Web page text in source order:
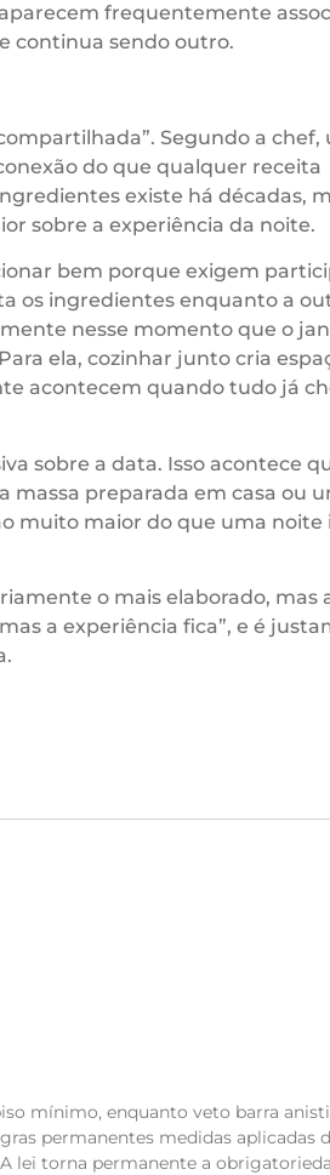
frequentemente
continua sendo outro.
Segundo a chef,
do que qualquer receita
existe há décadas,
sobre a experiência da noite.
bem porque exigem
os ingredientes enquanto a
nesse momento que o
ela, cozinhar junto cria
acontecem quando tudo já
sobre a data. Isso acontece
massa preparada em casa ou
muito maior do que uma noite
o mais elaborado, mas
a experiência fica”, e é
mínimo, enquanto veto barra
permanentes medidas aplicadas
lei torna permanente a